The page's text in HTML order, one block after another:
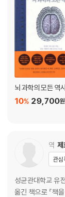
뇌 과학의 모든 역
29,700원
10%
역 제
관심
성균관대학교 유
옮긴 책으로 『책